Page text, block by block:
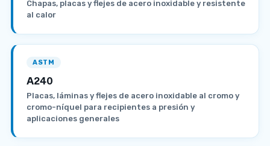
Chapas, placas y flejes de acero inoxidable y resistente
al calor
ASTM
A240
Placas, láminas y flejes de acero inoxidable al cromo y
cromo-níquel para recipientes a presión y
aplicaciones generales